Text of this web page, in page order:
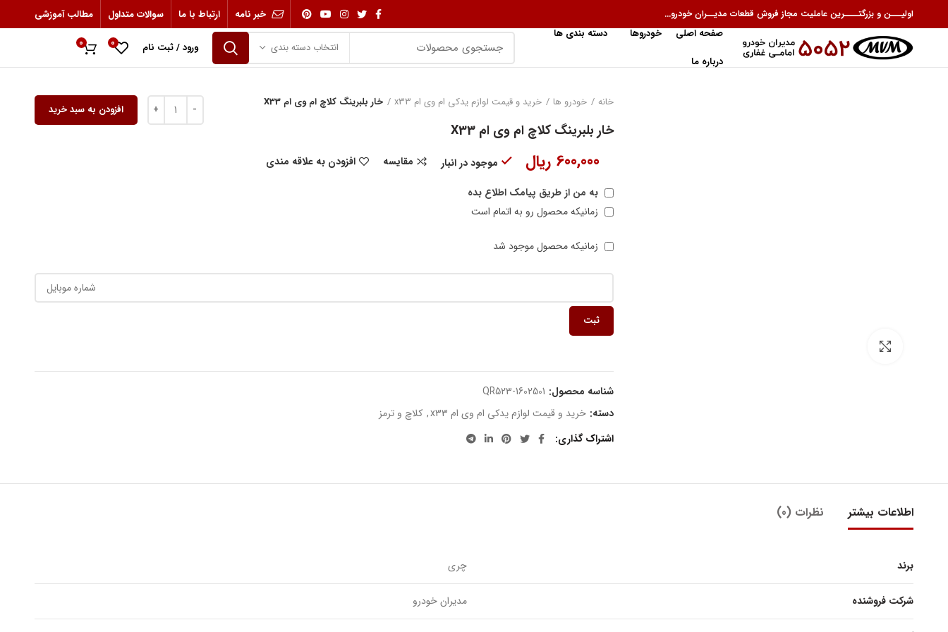
اولیـــن و بزرگتــــرین عاملیت مجاز فروش قطعات مدیــران خودرو... خبر نامه ارتباط با ما سوالات متداول
مطالب آموزشی
صفحه اصلی
خودروها
دسته بندی ها
درباره ما
انتخاب دسته بندی ورود / ثبت نام 0
0
خانه خودرو ها خرید و قیمت لوازم یدکی ام وی ام x33 خار بلبرینگ کلاچ ام وی ام X33
خار بلبرینگ کلاچ ام وی ام X33
600,000 ریال موجود در انبار
افزودن به سبد خرید
مقایسه
افزودن به علاقه مندی
به من از طریق پیامک اطلاع بده
زمانیکه محصول رو به اتمام است
زمانیکه محصول موجود شد
ثبت
شناسه محصول: QR523-1602501
دسته: خرید و قیمت لوازم یدکی ام وی ام x33 , کلاچ و ترمز
اشتراک گذاری
اطلاعات بیشتر نظرات (0)
برند چری
شرکت فروشنده مدیران خودرو